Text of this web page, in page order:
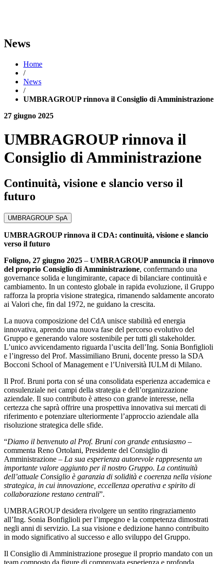
News
Home
/
News
/
UMBRAGROUP rinnova il Consiglio di Amministrazione
27 giugno 2025
UMBRAGROUP rinnova il
Consiglio di Amministrazione
Continuità, visione e slancio verso il
futuro
UMBRAGROUP SpA
UMBRAGROUP rinnova il CDA: continuità, visione e slancio
verso il futuro
Foligno, 27 giugno 2025 – UMBRAGROUP annuncia il rinnovo
del proprio Consiglio di Amministrazione, confermando una
governance solida e lungimirante, capace di bilanciare continuità e
cambiamento. In un contesto globale in rapida evoluzione, il Gruppo
rafforza la propria visione strategica, rimanendo saldamente ancorato
ai Valori che, fin dal 1972, ne guidano la crescita.
La nuova composizione del CdA unisce stabilità ed energia
innovativa, aprendo una nuova fase del percorso evolutivo del
Gruppo e generando valore sostenibile per tutti gli stakeholder.
L’unico avvicendamento riguarda l’uscita dell’Ing. Sonia Bonfiglioli
e l’ingresso del Prof. Massimiliano Bruni, docente presso la SDA
Bocconi School of Management e l’Università IULM di Milano.
Il Prof. Bruni porta con sé una consolidata esperienza accademica e
consulenziale nei campi della strategia e dell’organizzazione
aziendale. Il suo contributo è atteso con grande interesse, nella
certezza che saprà offrire una prospettiva innovativa sui mercati di
riferimento e potenziare ulteriormente l’approccio aziendale alla
risoluzione strategica delle sfide.
“Diamo il benvenuto al Prof. Bruni con grande entusiasmo –
commenta Reno Ortolani, Presidente del Consiglio di
Amministrazione – La sua esperienza autorevole rappresenta un
importante valore aggiunto per il nostro Gruppo. La continuità
dell’attuale Consiglio è garanzia di solidità e coerenza nella visione
strategica, in cui innovazione, eccellenza operativa e spirito di
collaborazione restano centrali”.
UMBRAGROUP desidera rivolgere un sentito ringraziamento
all’Ing. Sonia Bonfiglioli per l’impegno e la competenza dimostrati
negli anni di servizio. La sua visione e dedizione hanno contribuito
in modo significativo al successo e allo sviluppo del Gruppo.
Il Consiglio di Amministrazione prosegue il proprio mandato con un